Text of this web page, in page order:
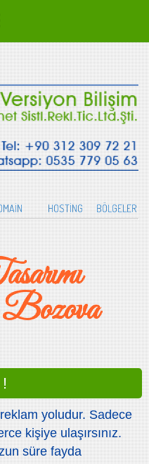
HOSTİNG BÖLGELER
yoludur. Sadece
kişiye ulaşırsınız.
süre fayda